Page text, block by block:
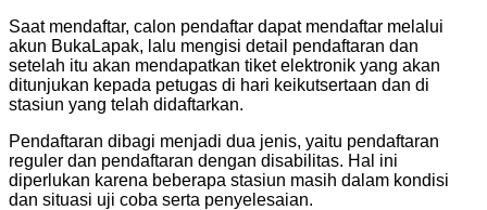
Saat mendaftar, calon pendaftar dapat mendaftar melalui
akun BukaLapak, lalu mengisi detail pendaftaran dan
setelah itu akan mendapatkan tiket elektronik yang akan
ditunjukan kepada petugas di hari keikutsertaan dan di
stasiun yang telah didaftarkan.
Pendaftaran dibagi menjadi dua jenis, yaitu pendaftaran
reguler dan pendaftaran dengan disabilitas. Hal ini
diperlukan karena beberapa stasiun masih dalam kondisi
dan situasi uji coba serta penyelesaian.